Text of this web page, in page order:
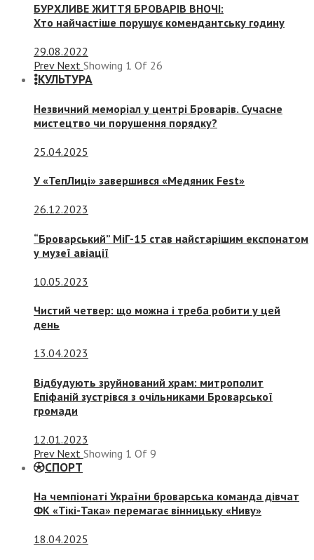
БУРХЛИВЕ ЖИТТЯ БРОВАРІВ ВНОЧІ:
Хто найчастіше порушує комендантську годину
29.08.2022
Prev Next Showing 1 Of 26
КУЛЬТУРА
Незвичний меморіал у центрі Броварів. Сучасне
мистецтво чи порушення порядку?
25.04.2025
У «ТепЛиці» завершився «Медяник Fest»
26.12.2023
“Броварський” МіГ-15 став найстарішим експонатом
у музеї авіації
10.05.2023
Чистий четвер: що можна і треба робити у цей
день
13.04.2023
Відбудують зруйнований храм: митрополит
Епіфаній зустрівся з очільниками Броварської
громади
12.01.2023
Prev Next Showing 1 Of 9
СПОРТ
На чемпіонаті України броварська команда дівчат
ФК «Тікі-Така» перемагає вінницьку «Ниву»
18.04.2025